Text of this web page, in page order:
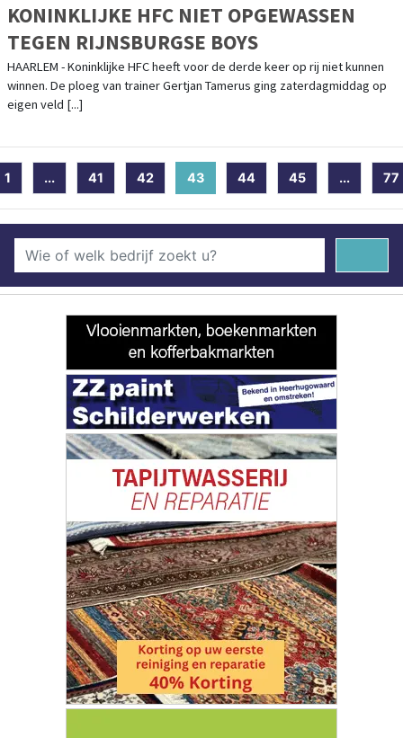
KONINKLIJKE HFC NIET OPGEWASSEN
TEGEN RIJNSBURGSE BOYS
HAARLEM - Koninklijke HFC heeft voor de derde keer op rij niet kunnen
winnen. De ploeg van trainer Gertjan Tamerus ging zaterdagmiddag op
eigen veld [...]
1 ... 41 42 43(current)
44 45 ... 77